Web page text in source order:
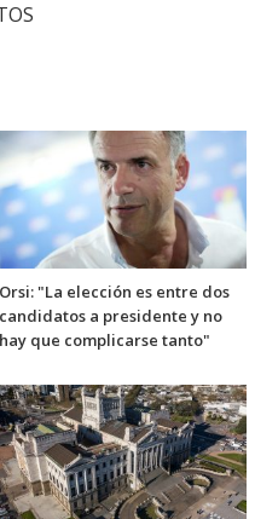
Orsi: "La elección es entre dos
candidatos a presidente y no
hay que complicarse tanto"